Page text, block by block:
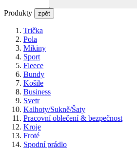
Produkty zpět
Trička
Pola
Mikiny
Sport
Fleece
Bundy
Košile
Business
Svetr
Kalhoty/Sukně/Šaty
Pracovní oblečení & bezpečnost
Kroje
Froté
Spodní prádlo